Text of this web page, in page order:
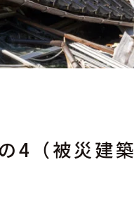
4（被災建築